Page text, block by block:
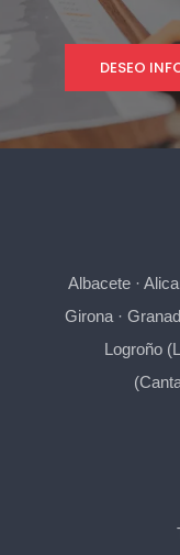
DESEO
Albacete·
Girona·
Logroño